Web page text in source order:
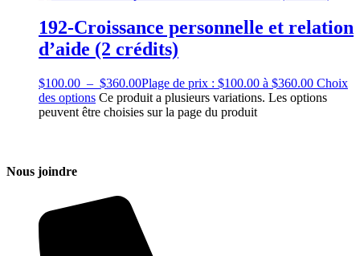
192-Croissance personnelle et relation
d’aide (2 crédits)
$100.00 – $360.00Plage de prix : $100.00 à $360.00 Choix
des options Ce produit a plusieurs variations. Les options
peuvent être choisies sur la page du produit
Nous joindre